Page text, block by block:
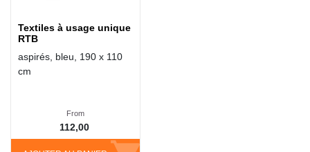
Textiles à usage unique
RTB
aspirés, bleu, 190 x 110
cm
From
112,00